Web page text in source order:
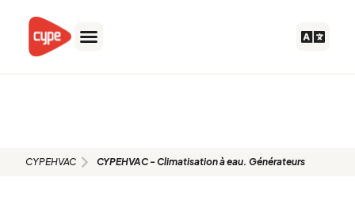
contenu
CYPEHVAC CYPEHVAC - Climatisation à eau. Générateurs